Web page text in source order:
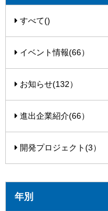
すべて()
イベント情報(66）
お知らせ(132）
進出企業紹介(66）
開発プロジェクト(3）
年別